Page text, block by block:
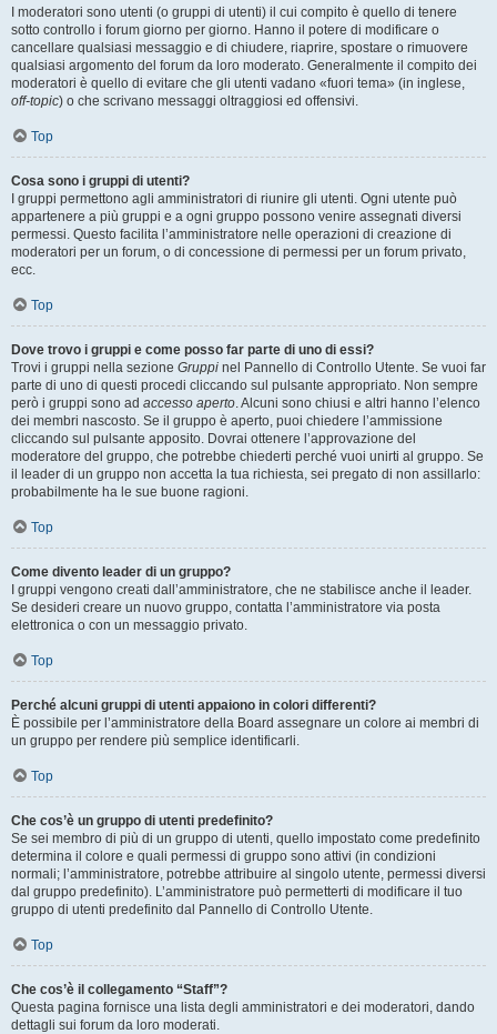
I moderatori sono utenti (o gruppi di utenti) il cui compito è quello di tenere
sotto controllo i forum giorno per giorno. Hanno il potere di modificare o
cancellare qualsiasi messaggio e di chiudere, riaprire, spostare o rimuovere
qualsiasi argomento del forum da loro moderato. Generalmente il compito dei
moderatori è quello di evitare che gli utenti vadano «fuori tema» (in inglese,
off-topic) o che scrivano messaggi oltraggiosi ed offensivi.
Top
Cosa sono i gruppi di utenti?
I gruppi permettono agli amministratori di riunire gli utenti. Ogni utente può
appartenere a più gruppi e a ogni gruppo possono venire assegnati diversi
permessi. Questo facilita l’amministratore nelle operazioni di creazione di
moderatori per un forum, o di concessione di permessi per un forum privato,
ecc.
Top
Dove trovo i gruppi e come posso far parte di uno di essi?
Trovi i gruppi nella sezione Gruppi nel Pannello di Controllo Utente. Se vuoi far
parte di uno di questi procedi cliccando sul pulsante appropriato. Non sempre
però i gruppi sono ad accesso aperto. Alcuni sono chiusi e altri hanno l’elenco
dei membri nascosto. Se il gruppo è aperto, puoi chiedere l’ammissione
cliccando sul pulsante apposito. Dovrai ottenere l’approvazione del
moderatore del gruppo, che potrebbe chiederti perché vuoi unirti al gruppo. Se
il leader di un gruppo non accetta la tua richiesta, sei pregato di non assillarlo:
probabilmente ha le sue buone ragioni.
Top
Come divento leader di un gruppo?
I gruppi vengono creati dall’amministratore, che ne stabilisce anche il leader.
Se desideri creare un nuovo gruppo, contatta l’amministratore via posta
elettronica o con un messaggio privato.
Top
Perché alcuni gruppi di utenti appaiono in colori differenti?
È possibile per l’amministratore della Board assegnare un colore ai membri di
un gruppo per rendere più semplice identificarli.
Top
Che cos’è un gruppo di utenti predefinito?
Se sei membro di più di un gruppo di utenti, quello impostato come predefinito
determina il colore e quali permessi di gruppo sono attivi (in condizioni
normali; l’amministratore, potrebbe attribuire al singolo utente, permessi diversi
dal gruppo predefinito). L’amministratore può permetterti di modificare il tuo
gruppo di utenti predefinito dal Pannello di Controllo Utente.
Top
Che cos’è il collegamento “Staff”?
Questa pagina fornisce una lista degli amministratori e dei moderatori, dando
dettagli sui forum da loro moderati.